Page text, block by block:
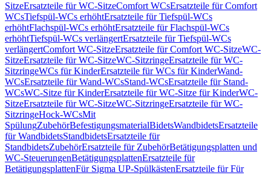
SitzeErsatzteile für WC-SitzeComfort WCsErsatzteile für Comfort
WCsTiefspül-WCs erhöhtErsatzteile für Tiefspül-WCs
erhöhtFlachspül-WCs erhöhtErsatzteile für Flachspül-WCs
erhöhtTiefspül-WCs verlängertErsatzteile für Tiefspül-WCs
verlängertComfort WC-SitzeErsatzteile für Comfort WC-SitzeWC-
SitzeErsatzteile für WC-SitzeWC-SitzringeErsatzteile für WC-
SitzringeWCs für KinderErsatzteile für WCs für KinderWand-
WCsErsatzteile für Wand-WCsStand-WCsErsatzteile für Stand-
WCsWC-Sitze für KinderErsatzteile für WC-Sitze für KinderWC-
SitzeErsatzteile für WC-SitzeWC-SitzringeErsatzteile für WC-
SitzringeHock-WCsMit
SpülungZubehörBefestigungsmaterialBidetsWandbidetsErsatzteile
für WandbidetsStandbidetsErsatzteile für
StandbidetsZubehörErsatzteile für ZubehörBetätigungsplatten und
WC-SteuerungenBetätigungsplattenErsatzteile für
BetätigungsplattenFür Sigma UP-SpülkästenErsatzteile für Für